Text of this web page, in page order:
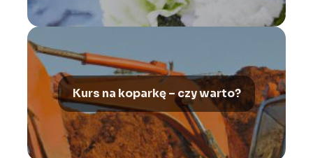
Kurs na koparkę – czy warto?